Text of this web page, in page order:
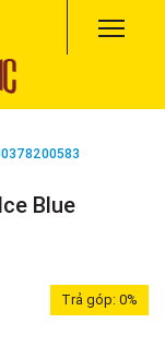
Blue
Trả góp:0%